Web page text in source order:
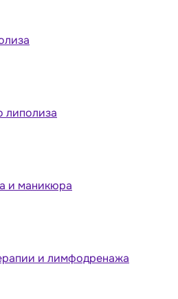
липолиза
и маникюра
и лимфодренажа